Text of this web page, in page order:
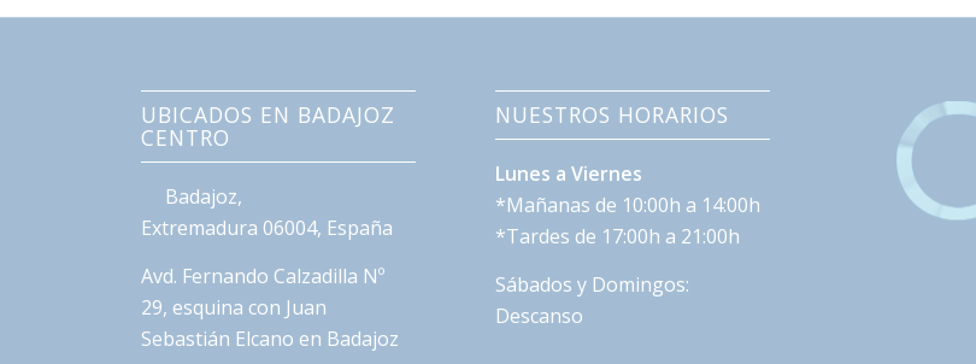
UBICADOS EN BADAJOZ
CENTRO
Badajoz,
Extremadura 06004, España
Avd. Fernando Calzadilla Nº
29, esquina con Juan
Sebastián Elcano en Badajoz
NUESTROS HORARIOS
Lunes a Viernes
*Mañanas de 10:00h a 14:00h
*Tardes de 17:00h a 21:00h
Sábados y Domingos:
Descanso